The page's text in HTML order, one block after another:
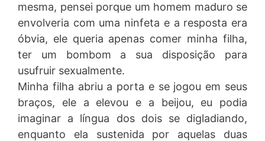
mesma, pensei porque um homem maduro se
envolveria com uma ninfeta e a resposta era
óbvia, ele queria apenas comer minha filha,
ter um bombom a sua disposição para
usufruir sexualmente.
Minha filha abriu a porta e se jogou em seus
braços, ele a elevou e a beijou, eu podia
imaginar a língua dos dois se digladiando,
enquanto ela sustenida por aquelas duas